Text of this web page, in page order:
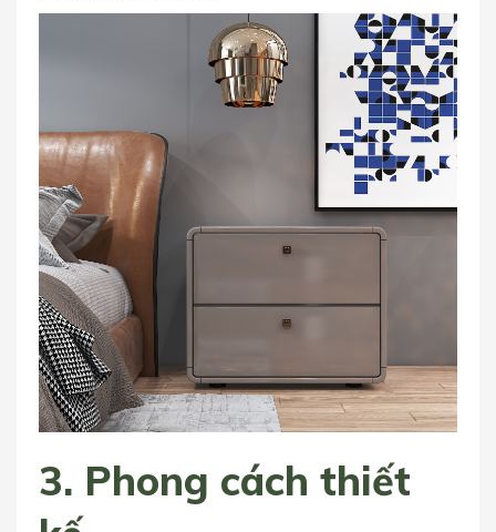
3. Phong cách thiết